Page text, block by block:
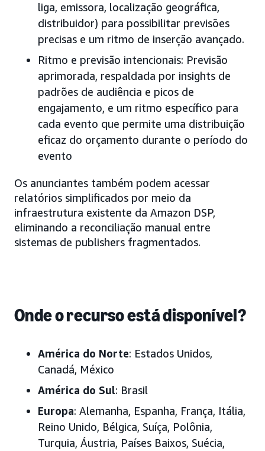
liga, emissora, localização geográfica,
distribuidor) para possibilitar previsões
precisas e um ritmo de inserção avançado.
Ritmo e previsão intencionais: Previsão
aprimorada, respaldada por insights de
padrões de audiência e picos de
engajamento, e um ritmo específico para
cada evento que permite uma distribuição
eficaz do orçamento durante o período do
evento
Os anunciantes também podem acessar
relatórios simplificados por meio da
infraestrutura existente da Amazon DSP,
eliminando a reconciliação manual entre
sistemas de publishers fragmentados.
Onde o recurso está disponível?
América do Norte: Estados Unidos,
Canadá, México
América do Sul: Brasil
Europa: Alemanha, Espanha, França, Itália,
Reino Unido, Bélgica, Suíça, Polônia,
Turquia, Áustria, Países Baixos, Suécia,